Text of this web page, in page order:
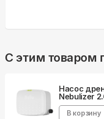
С этим товаром
Насос
Nebulizer
В корзину